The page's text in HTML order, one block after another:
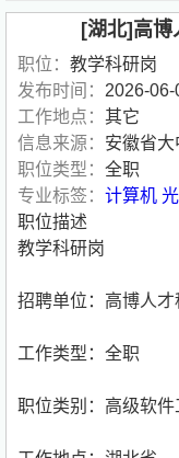
[湖北]高博
职位： 教学科研岗
发布时间： 2026-06-
工作地点： 其它
信息来源： 安徽省
职位类型： 全职
专业标签： 计算机
职位描述
教学科研岗
招聘单位：高博人
工作类型：全职
职位类别：高级软件